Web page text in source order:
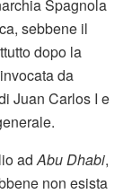
Spagnola
sebbene il
dopo la
da
Juan Carlos I e
adAbu Dhabi,
non esista